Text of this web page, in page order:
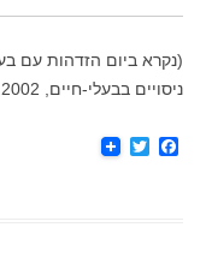
(נקרא ביום הזדהות עם
ניסויים בבעלי-חיים, 21.4.2002)
F
T